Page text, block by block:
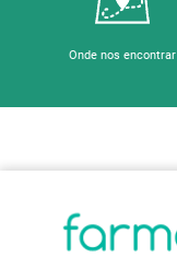
Onde nos encontrar